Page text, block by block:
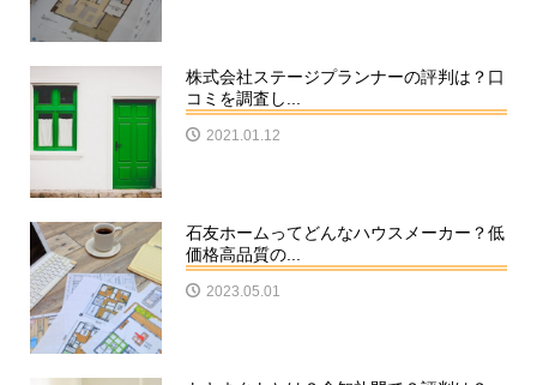
株式会社ステージプランナーの評判は？口
コミを調査し...
2021.01.12
石友ホームってどんなハウスメーカー？低
価格高品質の...
2023.05.01